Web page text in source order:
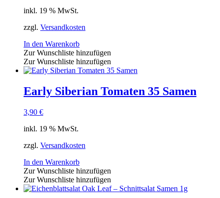
inkl. 19 % MwSt.
zzgl. Versandkosten
In den Warenkorb
Zur Wunschliste hinzufügen
Zur Wunschliste hinzufügen
Early Siberian Tomaten 35 Samen
3,90 €
inkl. 19 % MwSt.
zzgl. Versandkosten
In den Warenkorb
Zur Wunschliste hinzufügen
Zur Wunschliste hinzufügen